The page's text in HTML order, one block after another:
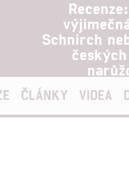
Schnirch
ČLÁNKY VIDEA